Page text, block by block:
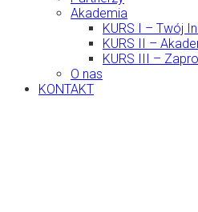
Akademia
KURS I – Twój
KURS II –
KURS III –
O nas
KONTAKT